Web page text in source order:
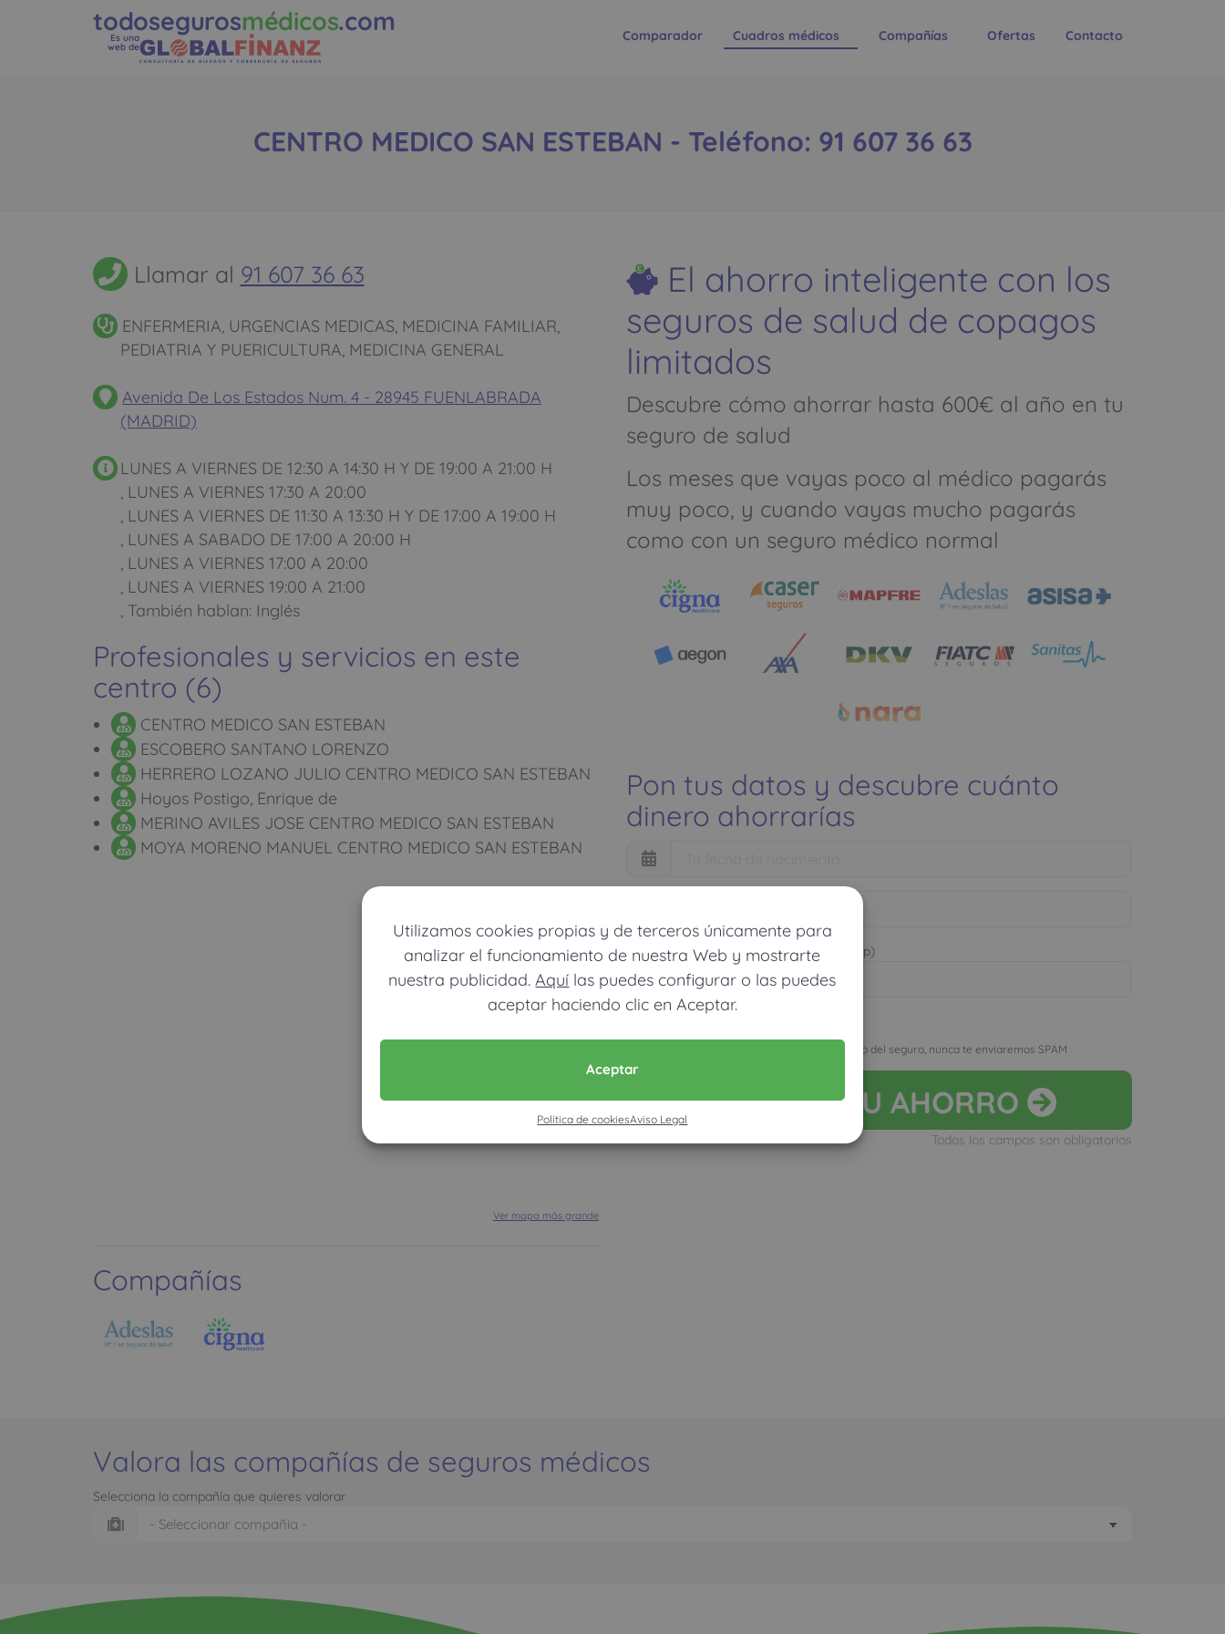
Utilizamos cookies propias y de terceros únicamente para
analizar el funcionamiento de nuestra Web y mostrarte
nuestra publicidad.Aquí las puedes configurar o las puedes
aceptar haciendo clic en Aceptar.
Aceptar
Política de cookiesAviso Legal
todosegurosmédicos.com
Es una
web de
Comparador Cuadros médicos Compañías Ofertas Contacto
CENTRO MEDICO SAN ESTEBAN - Teléfono: 91 607 36 63
Llamar al 91 607 36 63
ENFERMERIA, URGENCIAS MEDICAS, MEDICINA FAMILIAR,
PEDIATRIA Y PUERICULTURA, MEDICINA GENERAL
Avenida De Los Estados Num. 4 - 28945 FUENLABRADA
(MADRID)
LUNES A VIERNES DE 12:30 A 14:30 H Y DE 19:00 A 21:00 H
, LUNES A VIERNES 17:30 A 20:00
, LUNES A VIERNES DE 11:30 A 13:30 H Y DE 17:00 A 19:00 H
, LUNES A SABADO DE 17:00 A 20:00 H
, LUNES A VIERNES 17:00 A 20:00
, LUNES A VIERNES 19:00 A 21:00
, También hablan: Inglés
Profesionales y servicios en este
centro (6)
CENTRO MEDICO SAN ESTEBAN
ESCOBERO SANTANO LORENZO
HERRERO LOZANO JULIO CENTRO MEDICO SAN ESTEBAN
Hoyos Postigo, Enrique de
MERINO AVILES JOSE CENTRO MEDICO SAN ESTEBAN
MOYA MORENO MANUEL CENTRO MEDICO SAN ESTEBAN
Ver mapa más grande
Compañías
El ahorro inteligente con los
seguros de salud de copagos
limitados
Descubre cómo ahorrar hasta 600€ al año en tu
seguro de salud
Los meses que vayas poco al médico pagarás
muy poco, y cuando vayas mucho pagarás
como con un seguro médico normal
Pon tus datos y descubre cuánto
dinero ahorrarías
Móvil (Enviamos resultados vía WhatsApp)
Solo usamos estos datos para calcular el precio del seguro, nunca te enviaremos SPAM
CALCULATU AHORRO
Todos los campos son obligatorios
Valora las compañías de seguros médicos
Selecciona la compañía que quieres valorar